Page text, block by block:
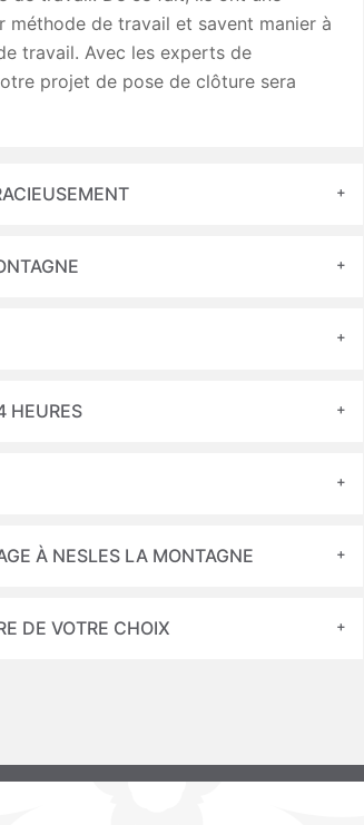
méthode de travail et savent manier à
travail. Avec les experts de
projet de pose de clôture sera
HEURES
À NESLES LA MONTAGNE
DE VOTRE CHOIX